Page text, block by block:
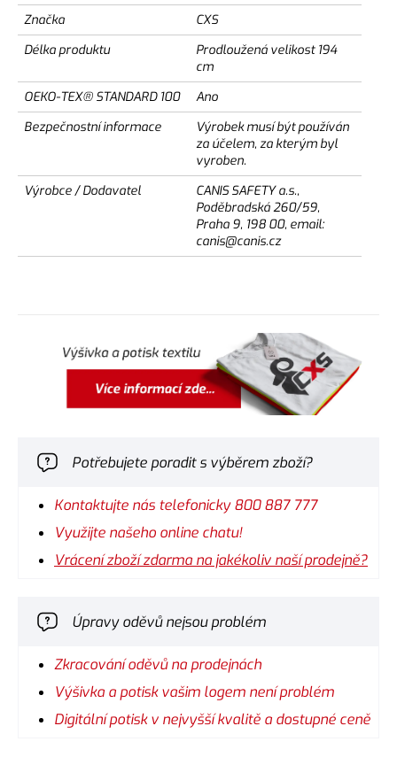
Značka
CXS
Délka produktu
Prodloužená velikost 194
cm
OEKO-TEX® STANDARD 100
Ano
Bezpečnostní informace
Výrobek musí být používán
za účelem, za kterým byl
vyroben.
Výrobce / Dodavatel
CANIS SAFETY a.s.,
Poděbradská 260/59,
Praha 9, 198 00, email:
canis@canis.cz
Potřebujete poradit s výběrem zboží?
Kontaktujte nás telefonicky 800 887 777
Využijte našeho online chatu!
Vrácení zboží zdarma na jakékoliv naší prodejně?
Úpravy oděvů nejsou problém
Zkracování oděvů na prodejnách
Výšivka a potisk vašim logem není problém
Digitální potisk v nejvyšší kvalitě a dostupné ceně